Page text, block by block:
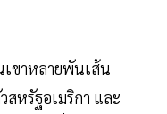
เขาหลายพันเส้น
หรัฐอเมริกา และ